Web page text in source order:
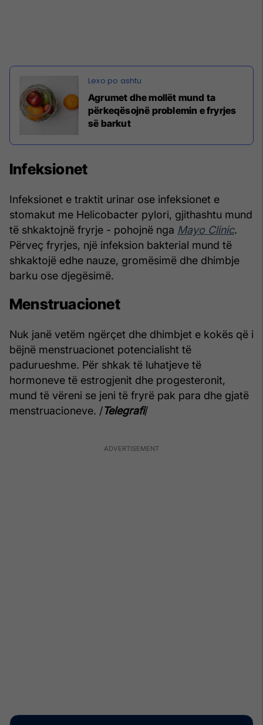
Agrumet dhe mollët mund ta
përkeqësojnë problemin e fryrjes
së barkut
Infeksionet
Infeksionet e traktit urinar ose infeksionet e
stomakut me Helicobacter pylori, gjithashtu mund
të shkaktojnë fryrje - pohojnë nga Mayo Clinic.
Përveç fryrjes, një infeksion bakterial mund të
shkaktojë edhe nauze, gromësimë dhe dhimbje
barku ose djegësimë.
Menstruacionet
Nuk janë vetëm ngërçet dhe dhimbjet e kokës që i
bëjnë menstruacionet potencialisht të
padurueshme. Për shkak të luhatjeve të
hormoneve të estrogjenit dhe progesteronit,
mund të vëreni se jeni të fryrë pak para dhe gjatë
menstruacioneve. /Telegrafi/